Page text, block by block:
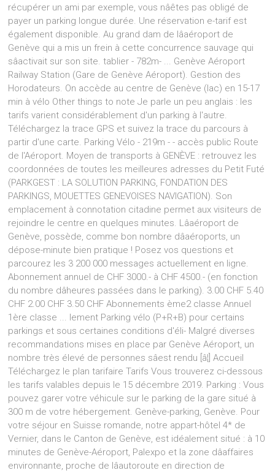
récupérer un ami par exemple, vous nâêtes pas obligé de
payer un parking longue durée. Une réservation e-tarif est
également disponible. Au grand dam de lâaéroport de
Genève qui a mis un frein à cette concurrence sauvage qui
sâactivait sur son site. tablier - 782m- ... Genève Aéroport
Railway Station (Gare de Genève Aéroport). Gestion des
Horodateurs. On accède au centre de Genève (lac) en 15-17
min à vélo Other things to note Je parle un peu anglais : les
tarifs varient considérablement d'un parking à l'autre.
Téléchargez la trace GPS et suivez la trace du parcours à
partir d'une carte. Parking Vélo - 219m - - accès public Route
de l'Aéroport. Moyen de transports à GENÈVE : retrouvez les
coordonnées de toutes les meilleures adresses du Petit Futé
(PARKGEST : LA SOLUTION PARKING, FONDATION DES
PARKINGS, MOUETTES GENEVOISES NAVIGATION). Son
emplacement à connotation citadine permet aux visiteurs de
rejoindre le centre en quelques minutes. Lâaéroport de
Genève, possède, comme bon nombre dâaéroports, un
dépose-minute bien pratique ! Posez vos questions et
parcourez les 3 200 000 messages actuellement en ligne.
Abonnement annuel de CHF 3000.- à CHF 4500.- (en fonction
du nombre dâheures passées dans le parking). 3.00 CHF 5.40
CHF 2.00 CHF 3.50 CHF Abonnements ème2 classe Annuel
1ère classe ... lement Parking vélo (P+R+B) pour certains
parkings et sous certaines conditions d'éli- Malgré diverses
recommandations mises en place par Genève Aéroport, un
nombre très élevé de personnes sâest rendu [â¦] Accueil
Téléchargez le plan tarifaire Tarifs Vous trouverez ci-dessous
les tarifs valables depuis le 15 décembre 2019. Parking : Vous
pouvez garer votre véhicule sur le parking de la gare situé à
300 m de votre hébergement. Genève-parking, Genève. Pour
votre séjour en Suisse romande, notre appart-hôtel 4* de
Vernier, dans le Canton de Genève, est idéalement situé : à 10
minutes de Genève-Aéroport, Palexpo et la zone dâaffaires
environnante, proche de lâautoroute en direction de